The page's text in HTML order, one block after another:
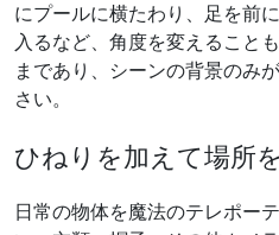
にプールに横たわり、足を前
入るなど、角度を変えること
まであり、シーンの背景のみ
さい。
ひねりを加えて場所
日常の物体を魔法のテレポー